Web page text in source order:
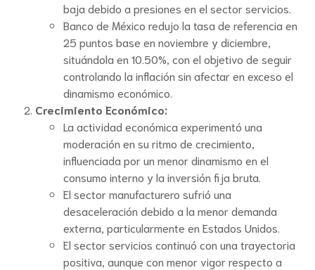
baja debido a presiones en el sector servicios.
Banco de México redujo la tasa de referencia en
25 puntos base en noviembre y diciembre,
situándola en 10.50%, con el objetivo de seguir
controlando la inflación sin afectar en exceso el
dinamismo económico.
Crecimiento Económico:
La actividad económica experimentó una
moderación en su ritmo de crecimiento,
influenciada por un menor dinamismo en el
consumo interno y la inversión fija bruta.
El sector manufacturero sufrió una
desaceleración debido a la menor demanda
externa, particularmente en Estados Unidos.
El sector servicios continuó con una trayectoria
positiva, aunque con menor vigor respecto a